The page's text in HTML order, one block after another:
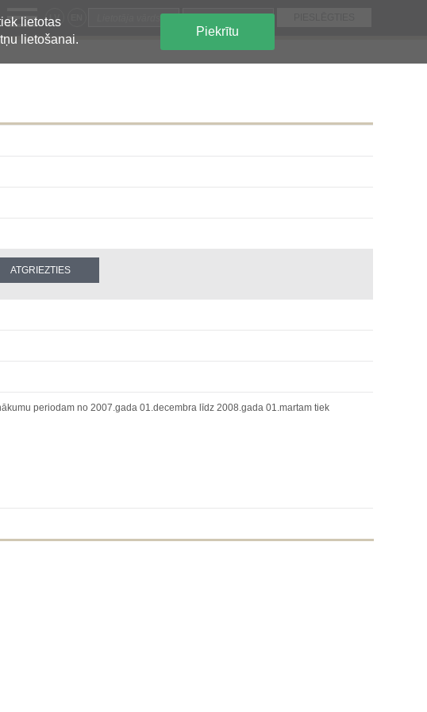
lietotas
lietošanai.
Piekrītu
LV
periodam no 2007.gada 01.decembra līdz 2008.gada 01.martam tiek